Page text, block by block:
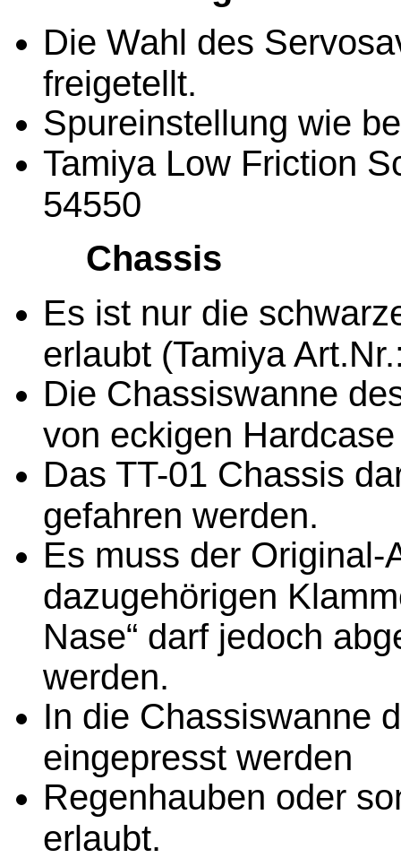
Die Wahl des
freigetellt.
Spureinstellung wie
Tamiya Low Friction
54550
Chassis
Es ist nur die
erlaubt (Tamiya
Die Chassiswanne
von eckigen
Das TT-01 Chassis
gefahren werden.
Es muss der Original-
dazugehörigen
Nase“ darf jedoch
werden.
In die Chassiswanne
eingepresst werden
Regenhauben oder
erlaubt.